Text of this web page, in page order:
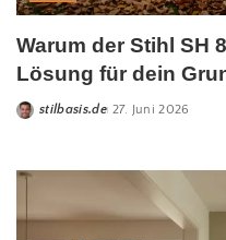
Warum der Stihl SH
Lösung für dein
stilbasis.de 27. Juni 2026